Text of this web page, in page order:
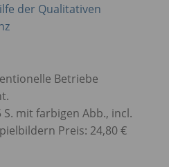
der Qualitativen
Betriebe
mit farbigen Abb., incl.
Preis: 24,80 €